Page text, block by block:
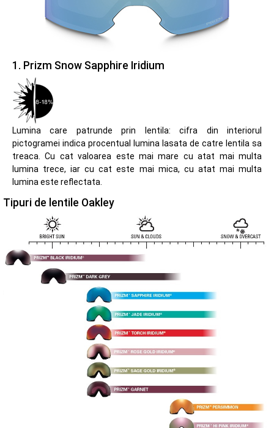
1. Prizm Snow Sapphire Iridium
Lumina care patrunde prin lentila: cifra din interiorul
pictogramei indica procentual lumina lasata de catre lentila sa
treaca. Cu cat valoarea este mai mare cu atat mai multa
lumina trece, iar cu cat este mai mica, cu atat mai multa
lumina este reflectata.
Tipuri de lentile Oakley